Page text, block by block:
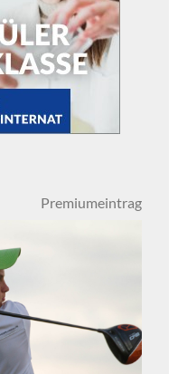
Premiumeintrag